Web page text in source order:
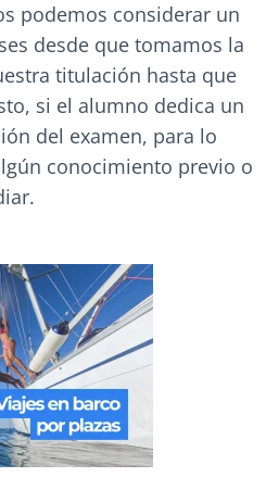
podemos considerar un
desde que tomamos la
titulación hasta que
si el alumno dedica un
del examen, para lo
conocimiento previo o